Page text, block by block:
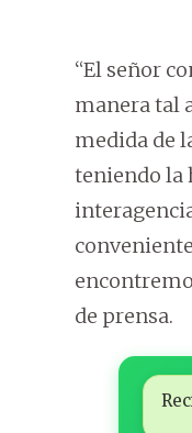
“El señor
manera tal
medida de
teniendo la
de prensa.